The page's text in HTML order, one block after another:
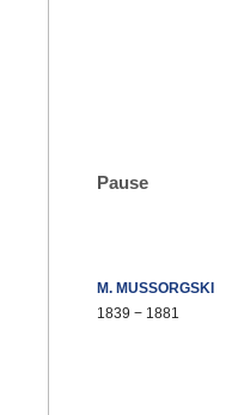
Pause
M. MUSSORGSKI
1839 − 1881